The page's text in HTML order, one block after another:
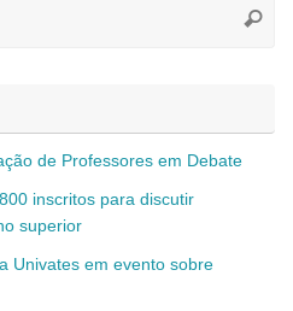
de Professores em Debate
inscritos para discutir
superior
Univates em evento sobre